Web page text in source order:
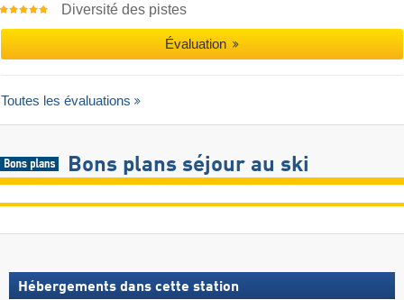
Diversité des pistes
Évaluation
Toutes les évaluations
Bons plans séjour au ski
Hébergements dans cette station